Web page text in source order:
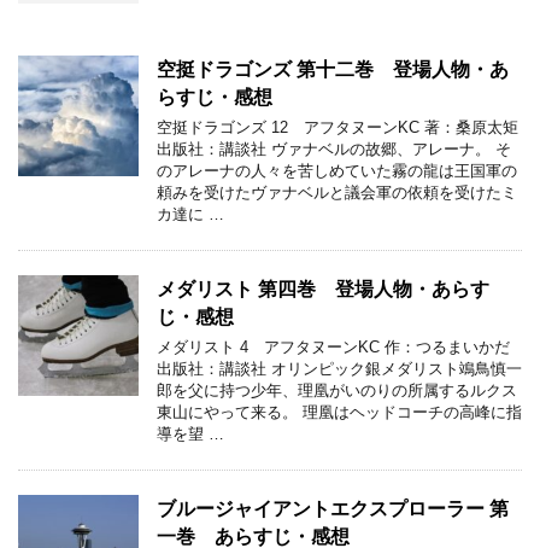
空挺ドラゴンズ 第十二巻 登場人物・あ
らすじ・感想
空挺ドラゴンズ 12 アフタヌーンKC 著：桑原太矩
出版社：講談社 ヴァナベルの故郷、アレーナ。 そ
のアレーナの人々を苦しめていた霧の龍は王国軍の
頼みを受けたヴァナベルと議会軍の依頼を受けたミ
カ達に …
メダリスト 第四巻 登場人物・あらす
じ・感想
メダリスト 4 アフタヌーンKC 作：つるまいかだ
出版社：講談社 オリンピック銀メダリスト鴗鳥慎一
郎を父に持つ少年、理凰がいのりの所属するルクス
東山にやって来る。 理凰はヘッドコーチの高峰に指
導を望 …
ブルージャイアントエクスプローラー 第
一巻 あらすじ・感想